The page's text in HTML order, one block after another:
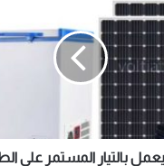
بالتيار المستمر على